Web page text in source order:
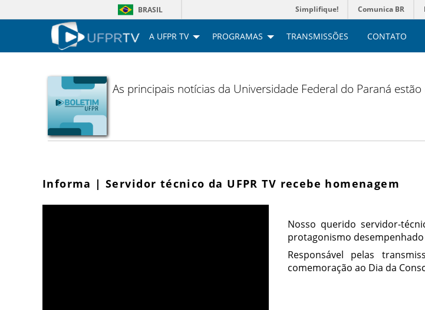
BRASIL Simplifique! Comunica BR
A UFPR TV PROGRAMAS TRANSMISSÕES CONTATO
As principais notícias da Universidade Federal do Paraná estão
Informa | Servidor técnico da UFPR TV recebe homenagem
Nosso querido servidor-
protagonismo desempenhado
Responsável pelas
comemoração ao Dia da